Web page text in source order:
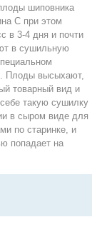
шиповника
С при этом
в 3-4 дня и почти
в сушильную
Плоды высыхают,
товарный вид и
такую сушилку
в сыром виде для
по старинке, и
попадает на